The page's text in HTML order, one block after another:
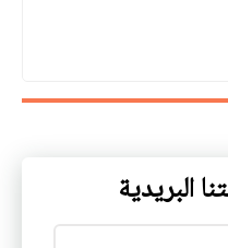
البريدية